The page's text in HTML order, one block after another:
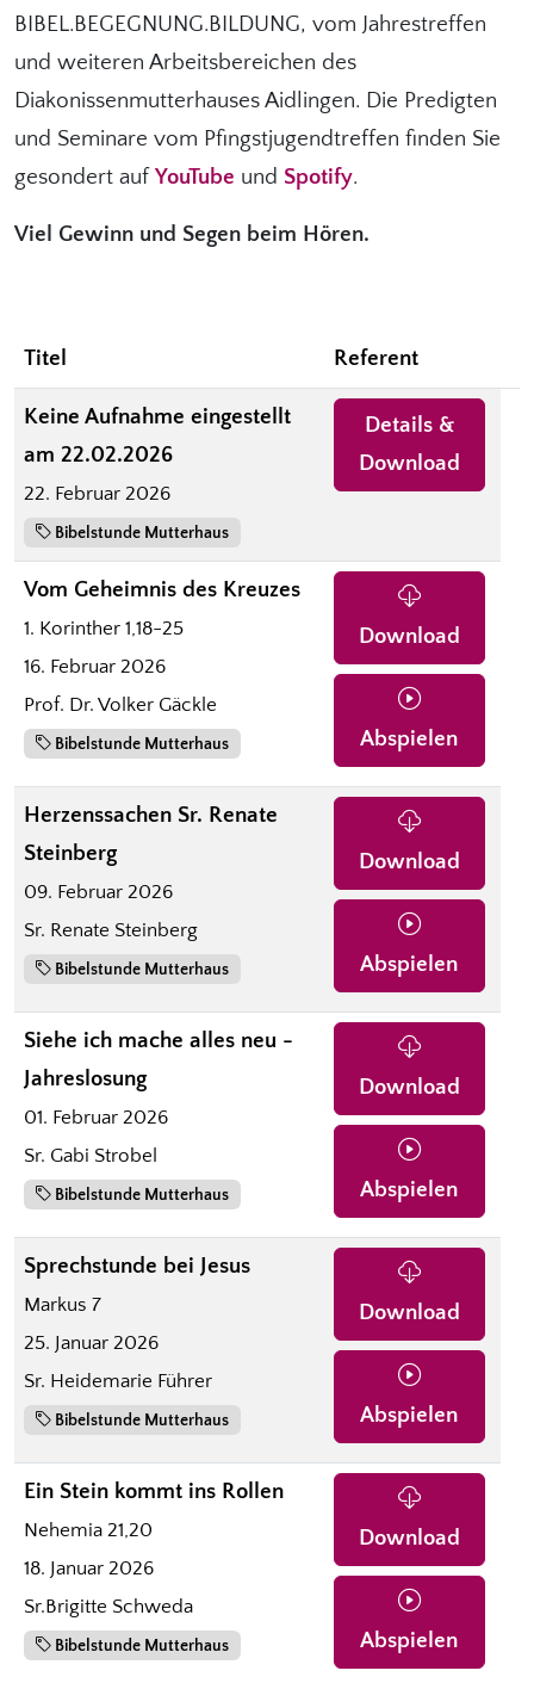
BIBEL.BEGEGNUNG.BILDUNG, vom Jahrestreffen
und weiteren Arbeitsbereichen des
Diakonissenmutterhauses Aidlingen. Die Predigten
und Seminare vom Pfingstjugendtreffen finden Sie
gesondert aufYouTube und Spotify.
Viel Gewinn und Segen beim Hören.
Titel Referent
Keine Aufnahme eingestellt
am 22.02.2026
22. Februar 2026
Bibelstunde Mutterhaus
Details &
Download
Vom Geheimnis des Kreuzes
1. Korinther 1,18-25
16. Februar 2026
Prof. Dr. Volker Gäckle
Bibelstunde Mutterhaus
Download
Abspielen
Herzenssachen Sr. Renate
Steinberg
09. Februar 2026
Sr. Renate Steinberg
Bibelstunde Mutterhaus
Download
Abspielen
Siehe ich mache alles neu -
Jahreslosung
01. Februar 2026
Sr. Gabi Strobel
Bibelstunde Mutterhaus
Download
Abspielen
Sprechstunde bei Jesus
Markus 7
25. Januar 2026
Sr. Heidemarie Führer
Bibelstunde Mutterhaus
Download
Abspielen
Ein Stein kommt ins Rollen
Nehemia 21,20
18. Januar 2026
Sr.Brigitte Schweda
Bibelstunde Mutterhaus
Download
Abspielen